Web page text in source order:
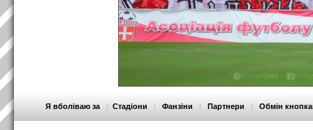
Я вболіваю за | Стадіони | Фанзіни | Партнери | Обмін